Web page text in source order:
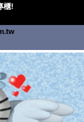
櫃!